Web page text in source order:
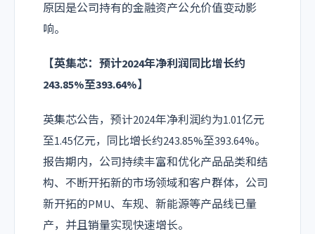
原因是公司持有的金融资产公允价值变动影
响。
【英集芯：预计2024年净利润同比增长约
243.85%至393.64%】
英集芯公告，预计2024年净利润约为1.01亿元
至1.45亿元，同比增长约243.85%至393.64%。
报告期内，公司持续丰富和优化产品品类和结
构、不断开拓新的市场领域和客户群体，公司
新开拓的PMU、车规、新能源等产品线已量
产，并且销量实现快速增长。